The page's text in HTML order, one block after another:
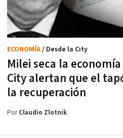
Milei seca la
City alertan que el
la recuperación
ECONOMÍA/ Desde la City
PorClaudio Zlotnik